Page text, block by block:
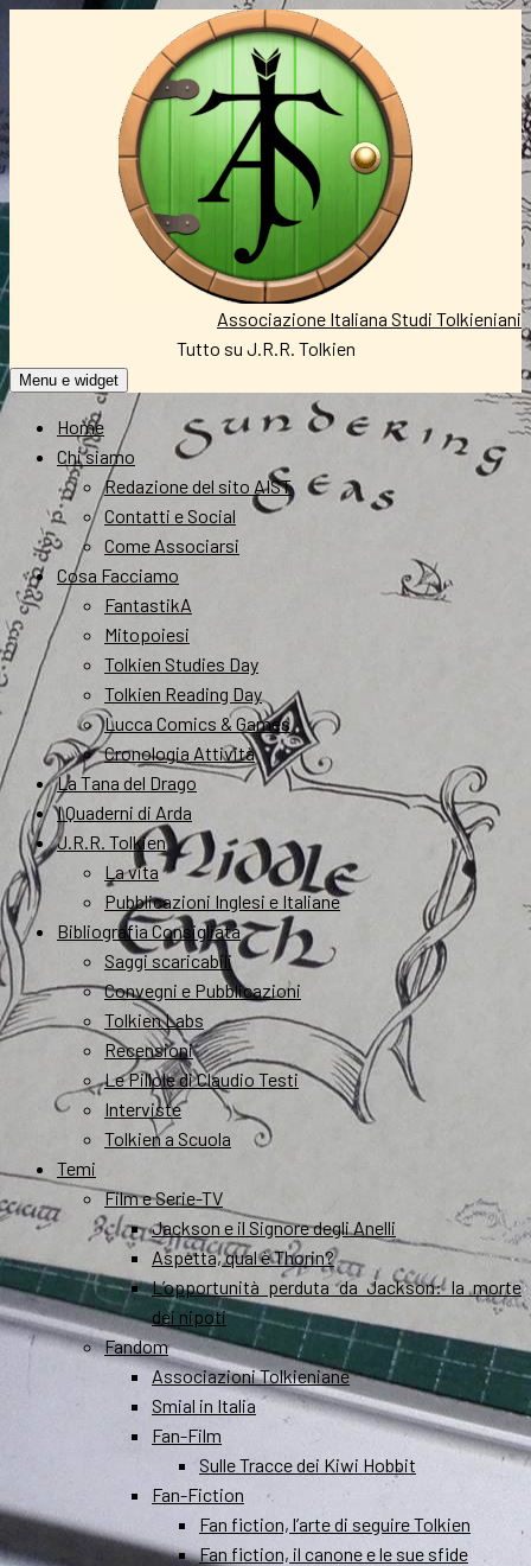
Associazione Italiana Studi Tolkieniani
Tutto su J.R.R. Tolkien
Menu e widget
Home
Chi siamo
Redazione del sito AIST
Contatti e Social
Come Associarsi
Cosa Facciamo
FantastikA
Mitopoiesi
Tolkien Studies Day
Tolkien Reading Day
Lucca Comics & Games
Cronologia Attività
La Tana del Drago
I Quaderni di Arda
J.R.R. Tolkien
La vita
Pubblicazioni Inglesi e Italiane
Bibliografia Consigliata
Saggi scaricabili
Convegni e Pubblicazioni
Tolkien Labs
Recensioni
Le Pillole di Claudio Testi
Interviste
Tolkien a Scuola
Temi
Film e Serie-TV
Jackson e il Signore degli Anelli
Aspetta, qual è Thorin?
L’opportunità perduta da Jackson: la morte
dei nipoti
Fandom
Associazioni Tolkieniane
Smial in Italia
Fan-Film
Sulle Tracce dei Kiwi Hobbit
Fan-Fiction
Fan fiction, l’arte di seguire Tolkien
Fan fiction, il canone e le sue sfide